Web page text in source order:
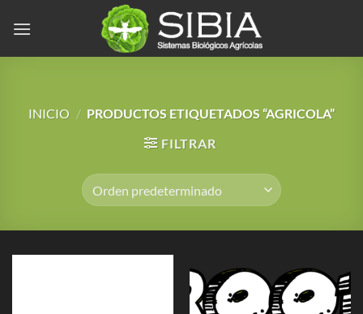
INICIO / PRODUCTOS ETIQUETADOS “AGRICOLA”
FILTRAR